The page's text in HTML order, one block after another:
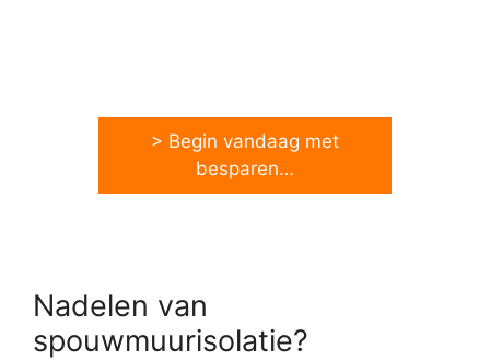
> Begin vandaag met
besparen…
Nadelen van
spouwmuurisolatie?